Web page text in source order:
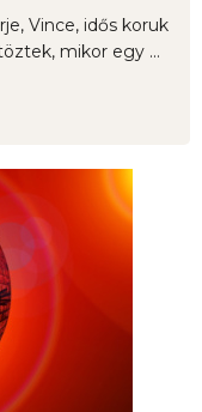
Vince, idős koruk
mikor egy ...